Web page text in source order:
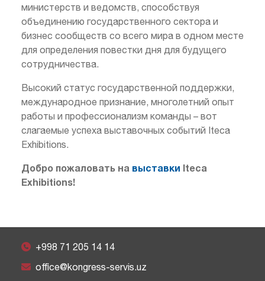
министерств и ведомств, способствуя
объединению государственного сектора и
бизнес сообществ со всего мира в одном месте
для определения повестки дня для будущего
сотрудничества.
Высокий статус государственной поддержки,
международное признание, многолетний опыт
работы и профессионализм команды – вот
слагаемые успеха выставочных событий Iteca
Exhibitions.
Добро пожаловать на выставки Iteca
Exhibitions!
+998 71 205 14 14
office@kongress-servis.uz